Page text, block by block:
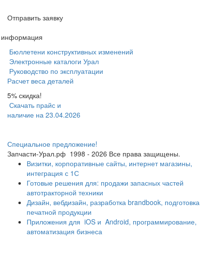
Отправить заявку
информация
Бюллетени конструктивных изменений
Электронные каталоги Урал
Руководство по эксплуатации
Расчет веса деталей
5% скидка!
Скачать прайс и
наличие на 23.04.2026
Специальное предложение!
Запчасти-Урал.рф 1998 - 2026 Все права защищены.
Визитки, корпоративные сайты, интернет магазины,
интеграция с 1С
Готовые решения для: продажи запасных частей
автотракторной техники
Дизайн, вебдизайн, разработка brandbook, подготовка
печатной продукции
Приложения для iOS и Android, программирование,
автоматизация бизнеса